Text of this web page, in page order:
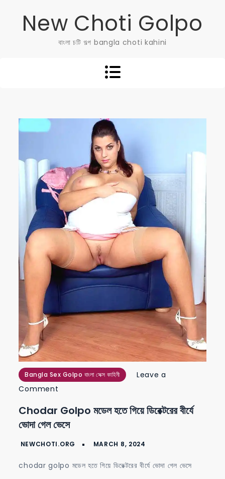
New Choti Golpo
বাংলা চটি গল্প bangla choti kahini
Bangla Sex Golpo বাংলা সেক্স কাহিনী
Leave a
Comment
golpo
মডেল
হতে
ডিরেক্টরের
Chodar Golpo মডেল হতে গিয়ে ডিরেক্টরের বীর্যে
ভোদা গেল ভেসে
chodar golpo মডেল হতে গিয়ে ডিরেক্টরের বীর্যে ভোদা গেল ভেসে